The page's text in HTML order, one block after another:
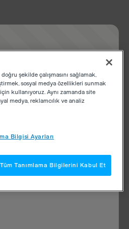
şekilde çalışmasını sağlamak,
sosyal medya özellikleri sunmak
kullanıyoruz. Aynı zamanda site
medya, reklamcılık ve analiz
Bilgisi Ayarları
Tüm Tanımlama Bilgilerini Kabul Et